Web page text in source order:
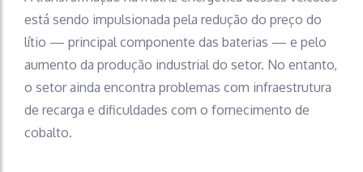
está sendo impulsionada pela redução do preço do
lítio — principal componente das baterias — e pelo
aumento da produção industrial do setor. No entanto,
o setor ainda encontra problemas com infraestrutura
de recarga e dificuldades com o fornecimento de
cobalto.